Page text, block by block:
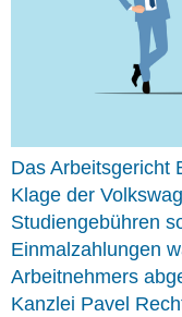
Das Arbeitsgericht
Klage der
Studiengebühren
Einmalzahlungen
Arbeitnehmers
Kanzlei Pavel